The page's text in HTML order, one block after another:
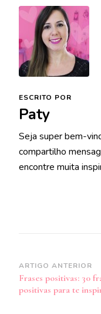
ESCRITO POR
Paty
Seja super bem-
compartilho
encontre muita
Navegação
de
post
ARTIGO ANTERIOR
Frases positivas: 30
positivas para te